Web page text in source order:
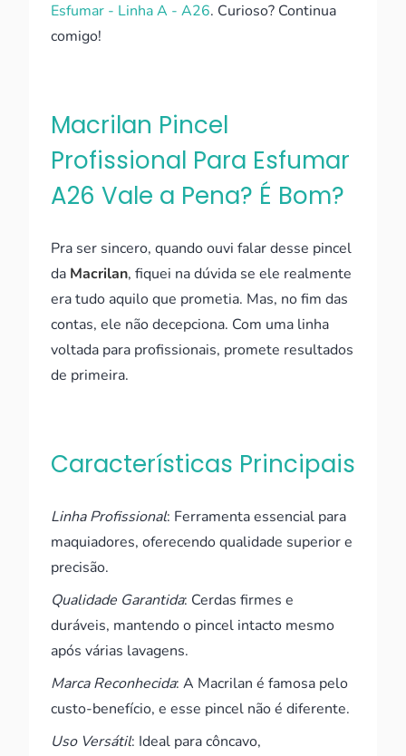
Esfumar - Linha A - A26. Curioso? Continua
comigo!
Macrilan Pincel
Profissional Para Esfumar
A26 Vale a Pena? É Bom?
Pra ser sincero, quando ouvi falar desse pincel
da Macrilan, fiquei na dúvida se ele realmente
era tudo aquilo que prometia. Mas, no fim das
contas, ele não decepciona. Com uma linha
voltada para profissionais, promete resultados
de primeira.
Características Principais
Linha Profissional: Ferramenta essencial para
maquiadores, oferecendo qualidade superior e
precisão.
Qualidade Garantida: Cerdas firmes e
duráveis, mantendo o pincel intacto mesmo
após várias lavagens.
Marca Reconhecida: A Macrilan é famosa pelo
custo-benefício, e esse pincel não é diferente.
Uso Versátil: Ideal para côncavo,